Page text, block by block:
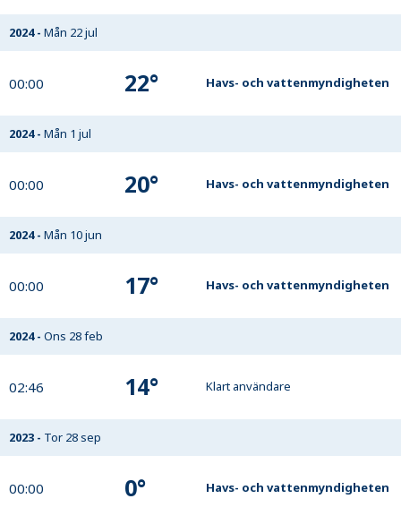
2024- Mån 22 jul
00:00 22° Havs- och vattenmyndigheten
2024- Mån 1 jul
00:00 20° Havs- och vattenmyndigheten
2024- Mån 10 jun
00:00 17° Havs- och vattenmyndigheten
2024- Ons 28 feb
02:46 14° Klart användare
2023 - Tor 28 sep
00:00 0° Havs- och vattenmyndigheten